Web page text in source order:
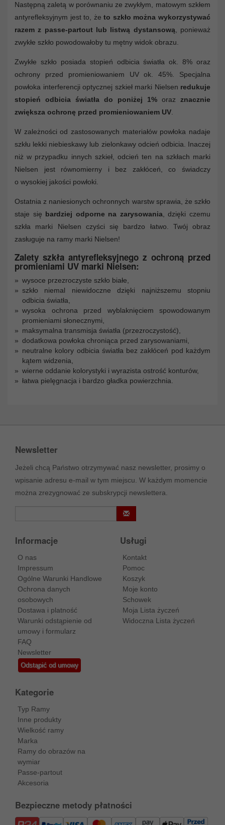
Następną zaletą w porównaniu ze zwykłym, matowym szkłem
antyrefleksyjnym jest to, żeto szkło można wykorzystywać
razem z passe-partout lub listwą dystansową, ponieważ
zwykłe szkło powodowałoby tu mętny widok obrazu.
Zwykłe szkło posiada stopień odbicia światła ok. 8% oraz
ochrony przed promieniowaniem UV ok. 45%. Specjalna
powłoka interferencji optycznej szkieł marki Nielsen redukuje
stopień odbicia światła do poniżej 1% oraz znacznie
zwiększa ochronę przed promieniowaniem UV.
W zależności od zastosowanych materiałów powłoka nadaje
szkłu lekki niebieskawy lub zielonkawy odcień odbicia. Inaczej
niż w przypadku innych szkieł, odcień ten na szkłach marki
Nielsen jest równomierny i bez zakłóceń, co świadczy
o wysokiej jakości powłoki.
Ostatnia z naniesionych ochronnych warstw sprawia, że szkło
staje się bardziej odporne na zarysowania, dzięki czemu
szkła marki Nielsen czyści się bardzo łatwo. Twój obraz
zasługuje na ramy marki Nielsen!
Zalety szkła antyrefleksyjnego z ochroną przed
promieniami UV marki Nielsen:
wysoce przezroczyste szkło białe,
szkło niemal niewidoczne dzięki najniższemu stopniu
odbicia światła,
wysoka ochrona przed wyblaknięciem spowodowanym
promieniami słonecznymi,
maksymalna transmisja światła (przezroczystość),
dodatkowa powłoka chroniąca przed zarysowaniami,
neutralne kolory odbicia światła bez zakłóceń pod każdym
kątem widzenia,
wierne oddanie kolorystyki i wyrazista ostrość konturów,
łatwa pielęgnacja i bardzo gładka powierzchnia.
Newsletter
Jeżeli chcą Państwo otrzymywać nasz newsletter, prosimy o
wpisanie adresu e-mail w tym miejscu. W każdym momencie
można zrezygnować ze subskrypcji newslettera.
Informacje
O nas
Impressum
Ogólne Warunki Handlowe
Ochrona danych
osobowych
Dostawa i platność
Warunki odstąpienie od
umowy i formularz
FAQ
Newsletter
Odstąpić od umowy
Usługi
Kontakt
Pomoc
Koszyk
Moje konto
Schowek
Moja Lista życzeń
Widoczna Lista życzeń
Kategorie
Typ Ramy
Inne produkty
Wielkość ramy
Marka
Ramy do obrazów na
wymiar
Passe-partout
Akcesoria
Bezpieczne metody płatności